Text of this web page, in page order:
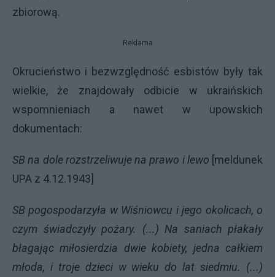
zbiorową.
Reklama
Okrucieństwo i bezwzględność esbistów były tak
wielkie, że znajdowały odbicie w ukraińskich
wspomnieniach a nawet w upowskich
dokumentach:
SB na dole rozstrzeliwuje na prawo i lewo [meldunek
UPA z 4.12.1943]
SB pogospodarzyła w Wiśniowcu i jego okolicach, o
czym świadczyły pożary. (...) Na saniach płakały
błagając miłosierdzia dwie kobiety, jedna całkiem
młoda, i troje dzieci w wieku do lat siedmiu. (...)